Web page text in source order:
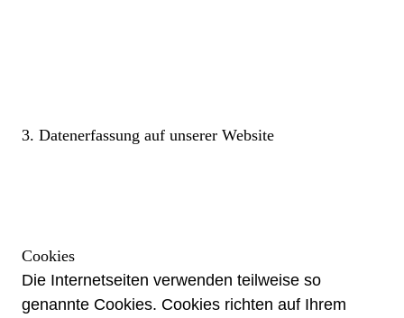
3. Datenerfassung auf unserer Website
Cookies
Die Internetseiten verwenden teilweise so
genannte Cookies. Cookies richten auf Ihrem